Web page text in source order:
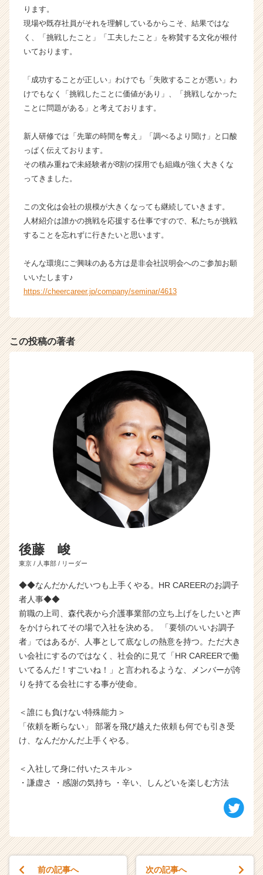
ります。
現場や既存社員がそれを理解しているからこそ、結果ではな
く、「挑戦したこと」「工夫したこと」を称賛する文化が根付
いております。
「成功することが正しい」わけでも「失敗することが悪い」わ
けでもなく「挑戦したことに価値があり」、「挑戦しなかった
ことに問題がある」と考えております。
新人研修では「先輩の時間を奪え」「調べるより聞け」と口酸
っぱく伝えております。
その積み重ねで未経験者が8割の採用でも組織が強く大きくな
ってきました。
この文化は会社の規模が大きくなっても継続していきます。
人材紹介は誰かの挑戦を応援する仕事ですので、私たちが挑戦
することを忘れずに行きたいと思います。
そんな環境にご興味のある方は是非会社説明会へのご参加お願
いいたします♪
https://cheercareer.jp/company/seminar/4613
この投稿の著者
後藤 峻
東京 / 人事部 / リーダー
◆◆なんだかんだいつも上手くやる。HR CAREERのお調子
者人事◆◆
前職の上司、森代表から介護事業部の立ち上げをしたいと声
をかけられてその場で入社を決める。 「要領のいいお調子
者」ではあるが、人事として底なしの熱意を持つ。ただ大き
い会社にするのではなく、社会的に見て「HR CAREERで働
いてるんだ！すごいね！」と言われるような、メンバーが誇
りを持てる会社にする事が使命。
＜誰にも負けない特殊能力＞
「依頼を断らない」 部署を飛び越えた依頼も何でも引き受
け、なんだかんだ上手くやる。
＜入社して身に付いたスキル＞
・謙虚さ ・感謝の気持ち ・辛い、しんどいを楽しむ方法
前の記事へ 次の記事へ